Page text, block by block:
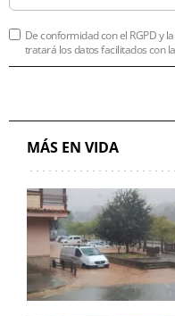
De conformidad con el RGPD y
tratará los datos facilitados con
MÁS EN VIDA